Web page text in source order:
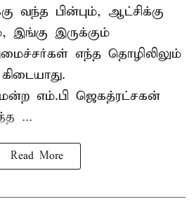
வந்த பின்பும், ஆட்சிக்கு
இங்கு இருக்கும்
எந்த தொழிலிலும்
எம்.பி ஜெகத்ரட்சகன்
...
Read More